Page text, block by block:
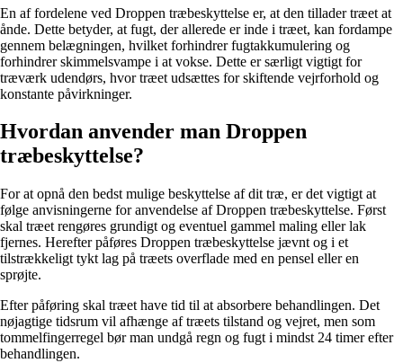
En af fordelene ved Droppen træbeskyttelse er, at den tillader træet at
ånde. Dette betyder, at fugt, der allerede er inde i træet, kan fordampe
gennem belægningen, hvilket forhindrer fugtakkumulering og
forhindrer skimmelsvampe i at vokse. Dette er særligt vigtigt for
træværk udendørs, hvor træet udsættes for skiftende vejrforhold og
konstante påvirkninger.
Hvordan anvender man Droppen
træbeskyttelse?
For at opnå den bedst mulige beskyttelse af dit træ, er det vigtigt at
følge anvisningerne for anvendelse af Droppen træbeskyttelse. Først
skal træet rengøres grundigt og eventuel gammel maling eller lak
fjernes. Herefter påføres Droppen træbeskyttelse jævnt og i et
tilstrækkeligt tykt lag på træets overflade med en pensel eller en
sprøjte.
Efter påføring skal træet have tid til at absorbere behandlingen. Det
nøjagtige tidsrum vil afhænge af træets tilstand og vejret, men som
tommelfingerregel bør man undgå regn og fugt i mindst 24 timer efter
behandlingen.